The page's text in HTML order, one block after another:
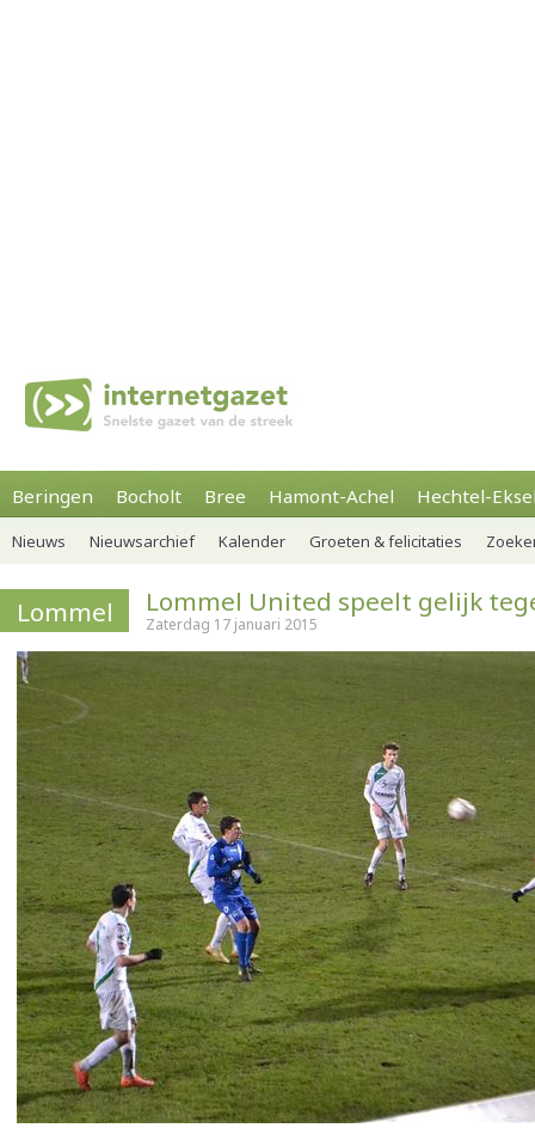
Beringen Bocholt Bree Hamont-Achel Hechtel-
Nieuws Nieuwsarchief Kalender Groeten & felicitaties
Lommel Lommel United speelt gelijk
Zaterdag 17 januari 2015